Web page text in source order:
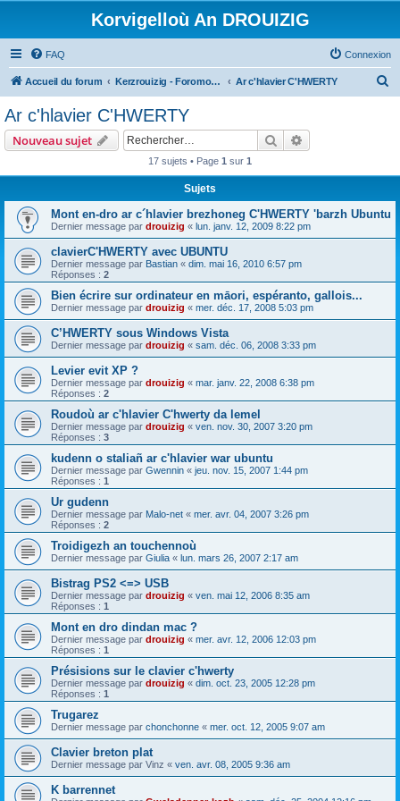
Korvigelloù An DROUIZIG
FAQ Connexion
Accueil du forum Kerzrouizig - Foromoù An Drouizig Ar c'hlavier C'HWERTY
Ar c'hlavier C'HWERTY
Nouveau sujet Rechercher
17 sujets • Page 1 sur 1
Sujets
Mont en-dro ar c´hlavier brezhoneg C'HWERTY 'barzh Ubuntu
Dernier message par drouizig « lun. janv. 12, 2009 8:22 pm
clavierC'HWERTY avec UBUNTU
Dernier message par Bastian « dim. mai 16, 2010 6:57 pm
Réponses : 2
Bien écrire sur ordinateur en māori, espéranto, gallois...
Dernier message par drouizig « mer. déc. 17, 2008 5:03 pm
C’HWERTY sous Windows Vista
Dernier message par drouizig « sam. déc. 06, 2008 3:33 pm
Levier evit XP ?
Dernier message par drouizig « mar. janv. 22, 2008 6:38 pm
Réponses : 2
Roudoù ar c'hlavier C'hwerty da lemel
Dernier message par drouizig « ven. nov. 30, 2007 3:20 pm
Réponses : 3
kudenn o staliañ ar c'hlavier war ubuntu
Dernier message par Gwennin « jeu. nov. 15, 2007 1:44 pm
Réponses : 1
Ur gudenn
Dernier message par Malo-net « mer. avr. 04, 2007 3:26 pm
Réponses : 2
Troidigezh an touchennoù
Dernier message par Giulia « lun. mars 26, 2007 2:17 am
Bistrag PS2 <=> USB
Dernier message par drouizig « ven. mai 12, 2006 8:35 am
Réponses : 1
Mont en dro dindan mac ?
Dernier message par drouizig « mer. avr. 12, 2006 12:03 pm
Réponses : 1
Présisions sur le clavier c'hwerty
Dernier message par drouizig « dim. oct. 23, 2005 12:28 pm
Réponses : 1
Trugarez
Dernier message par chonchonne « mer. oct. 12, 2005 9:07 am
Clavier breton plat
Dernier message par Vinz « ven. avr. 08, 2005 9:36 am
K barrennet